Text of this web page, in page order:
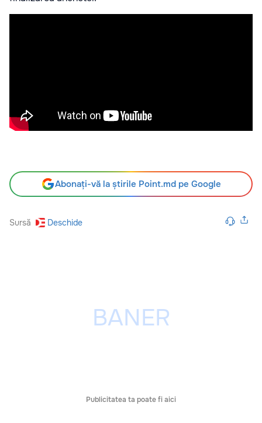
Abonați-vă la știrile Point.md pe Google
Sursă Deschide
Publicitatea ta poate fi aici